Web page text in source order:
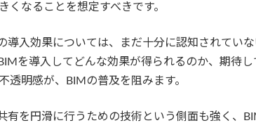
くなることを想定すべきです。
導入効果については、まだ十分に認知されてい
を導入してどんな効果が得られるのか、期待
透明感が、BIMの普及を阻みます。
有を円滑に行うための技術という側面も強く、